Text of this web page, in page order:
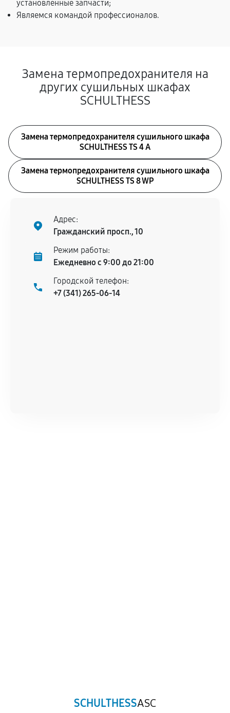
установленные запчасти;
Являемся командой профессионалов.
Замена термопредохранителя на
других сушильных шкафах
SCHULTHESS
Замена термопредохранителя сушильного шкафа
SCHULTHESS TS 4 A
Замена термопредохранителя сушильного шкафа
SCHULTHESS TS 8 WP
Адрес:
Гражданский просп., 10
Режим работы:
Ежедневно с 9:00 до 21:00
Городской телефон:
+7 (341) 265-06-14
SCHULTHESSASC